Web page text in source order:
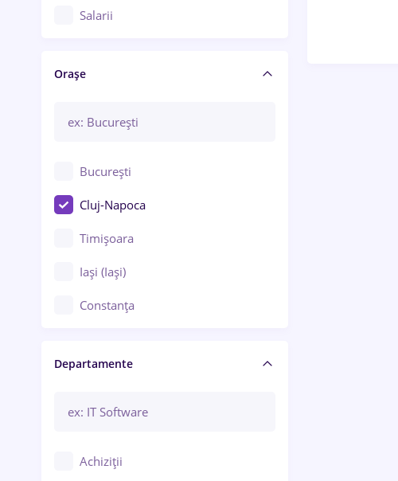
Salarii
Orașe
București
Cluj-Napoca
Timișoara
Iași (Iași)
Constanța
Brașov
Bacău
Galați (Galați)
Departamente
Achiziții